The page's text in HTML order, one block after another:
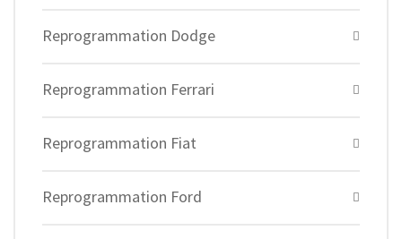
Reprogrammation Dodge
Reprogrammation Ferrari
Reprogrammation Fiat
Reprogrammation Ford